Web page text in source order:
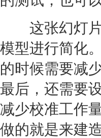
这张幻灯片
模型进行简化
的时候需要减
最后，还需要
减少校准工作
做的就是来建